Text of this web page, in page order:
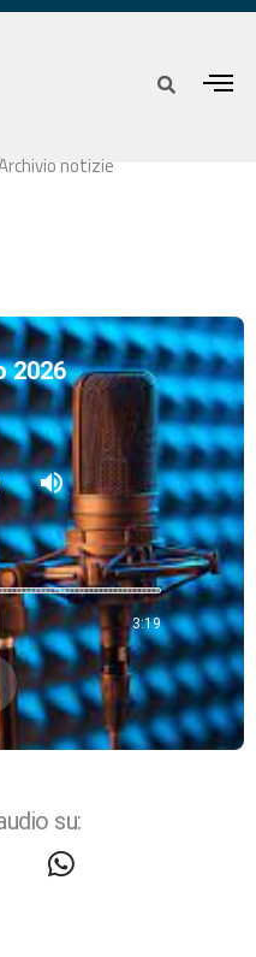
notizie
2026
volume_up
3:19
su: